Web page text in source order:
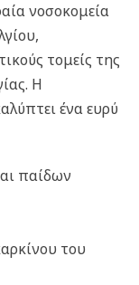
νοσοκομεία
τομείς της
Η
ένα ευρύ
παίδων
του